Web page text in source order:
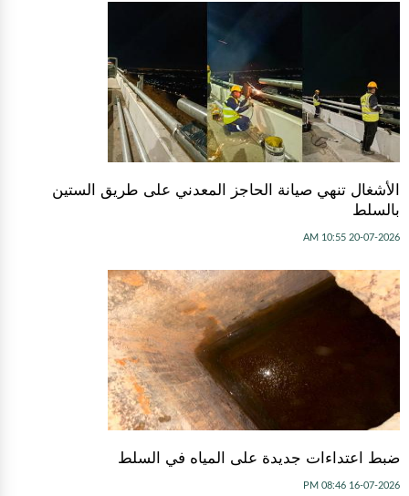
الأشغال تنهي صيانة الحاجز المعدني على طريق الستين
بالسلط
20-07-2026 10:55 AM
ضبط اعتداءات جديدة على المياه في السلط
16-07-2026 08:46 PM